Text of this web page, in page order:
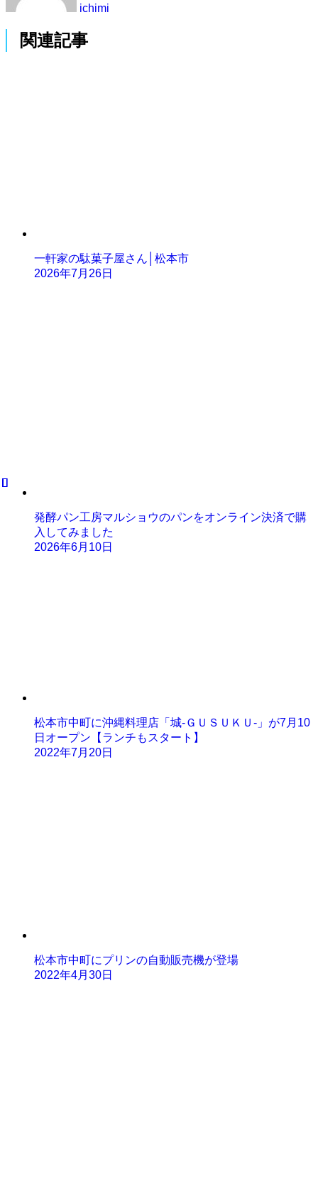
ichimi
関連記事
一軒家の駄菓子屋さん│松本市
2026年7月26日
発酵パン工房マルショウのパンをオンライン決済で購
入してみました
2026年6月10日
松本市中町に沖縄料理店「城-ＧＵＳＵＫＵ-」が7月10
日オープン【ランチもスタート】
2022年7月20日
松本市中町にプリンの自動販売機が登場
2022年4月30日